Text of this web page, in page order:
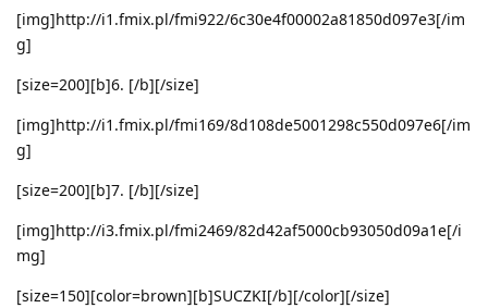
[img]http://i1.fmix.pl/fmi922/6c30e4f00002a81850d097e3[/im
g]
[size=200][b]6. [/b][/size]
[img]http://i1.fmix.pl/fmi169/8d108de5001298c550d097e6[/im
g]
[size=200][b]7. [/b][/size]
[img]http://i3.fmix.pl/fmi2469/82d42af5000cb93050d09a1e[/i
mg]
[size=150][color=brown][b]SUCZKI[/b][/color][/size]